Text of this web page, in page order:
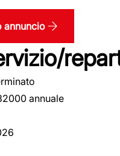
annuncio
annuale